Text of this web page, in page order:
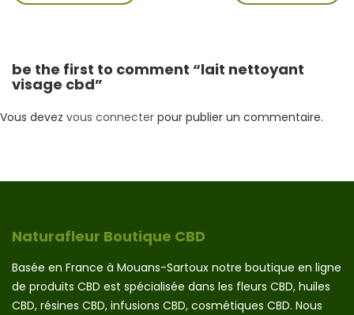
be the first to comment “lait nettoyant
visage cbd”
Vous devez vous connecter pour publier un commentaire.
Naturafleur Boutique CBD
Basée en France à Mouans-Sartoux notre boutique en ligne
de produits CBD est spécialisée dans les fleurs CBD, huiles
CBD, résines CBD, infusions CBD, cosmétiques CBD. Nous